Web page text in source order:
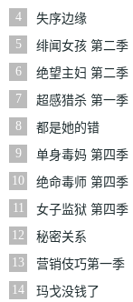
4
失序边缘
5
绯闻女孩 第二季
6
绝望主妇 第二季
7
超感猎杀 第一季
8
都是她的错
9
单身毒妈 第四季
10
绝命毒师 第四季
11
女子监狱 第四季
12
秘密关系
13
营销伎巧第一季
14
玛戈没钱了